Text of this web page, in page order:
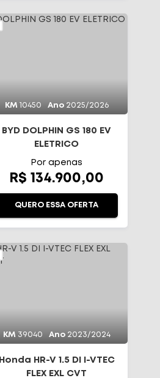
KM 10450 Ano 2025/2026
BYD DOLPHIN GS 180 EV
ELETRICO
Por apenas
R$ 134.900,00
QUERO ESSA OFERTA
KM 39040 Ano 2023/2024
Honda HR-V 1.5 DI I-VTEC
FLEX EXL CVT